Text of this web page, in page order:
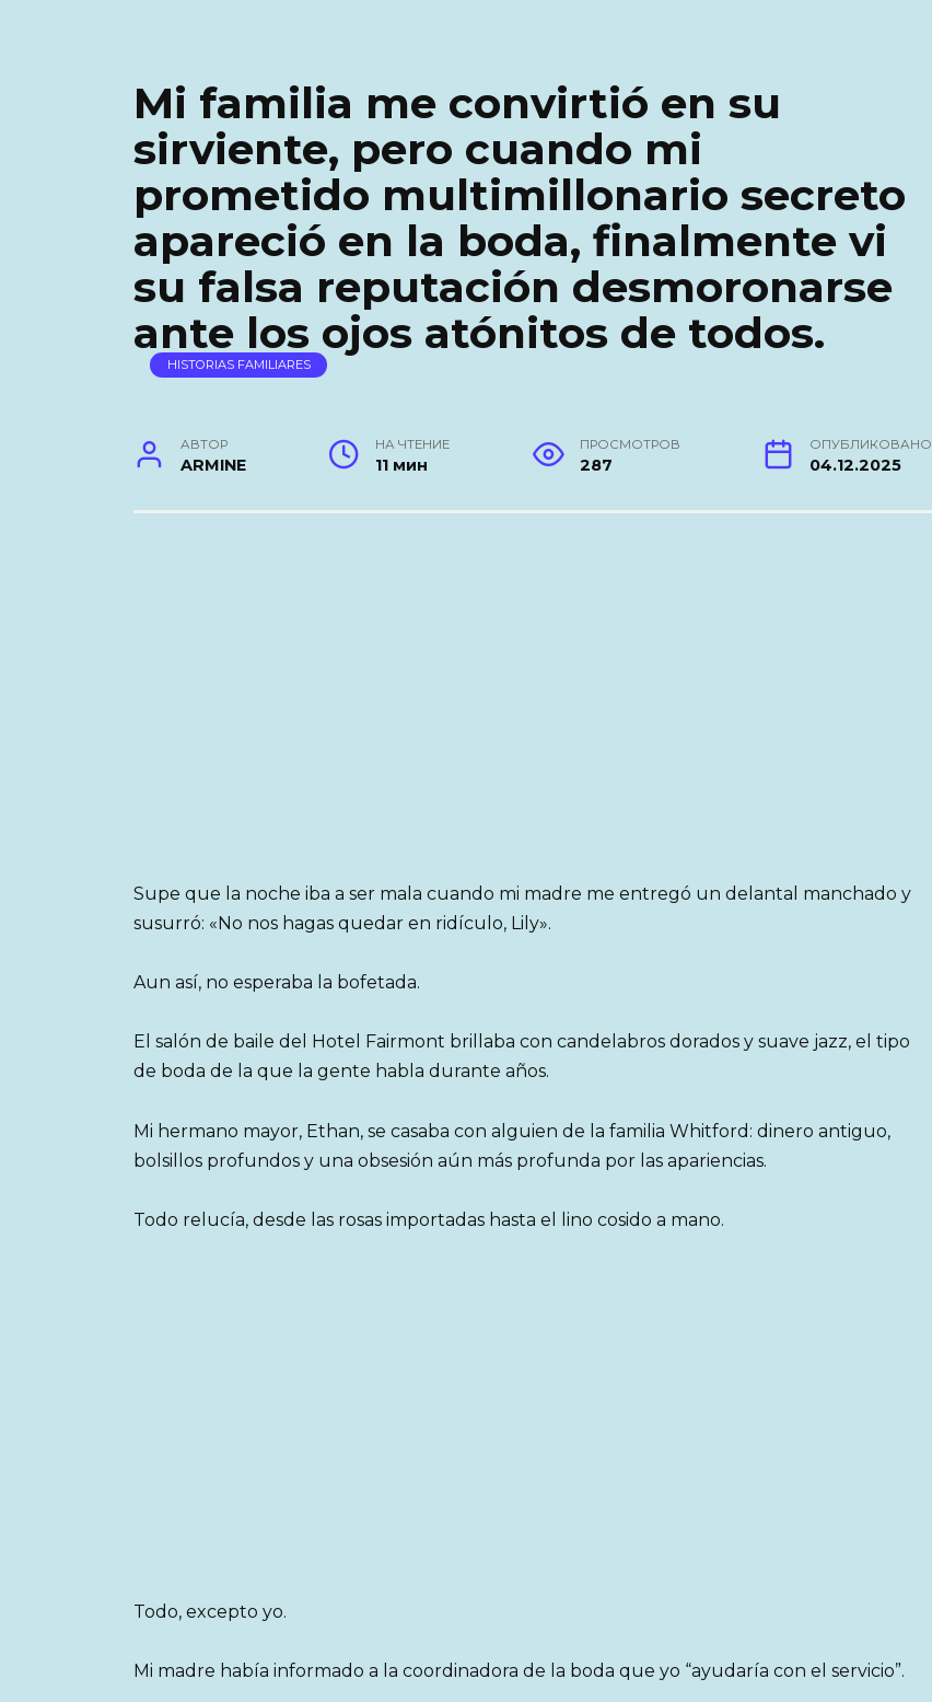
Mi familia me convirtió en su
sirviente, pero cuando mi
prometido multimillonario secreto
apareció en la boda, finalmente vi
su falsa reputación desmoronarse
ante los ojos atónitos de todos.
HISTORIAS FAMILIARES
АВТОР
ARMINE
НА ЧТЕНИЕ
11 мин
ПРОСМОТРОВ
287
ОПУБЛИКОВАНО
04.12.2025
Supe que la noche iba a ser mala cuando mi madre me entregó un delantal manchado y
susurró: «No nos hagas quedar en ridículo, Lily».
Aun así, no esperaba la bofetada.
El salón de baile del Hotel Fairmont brillaba con candelabros dorados y suave jazz, el tipo
de boda de la que la gente habla durante años.
Mi hermano mayor, Ethan, se casaba con alguien de la familia Whitford: dinero antiguo,
bolsillos profundos y una obsesión aún más profunda por las apariencias.
Todo relucía, desde las rosas importadas hasta el lino cosido a mano.
Todo, excepto yo.
Mi madre había informado a la coordinadora de la boda que yo “ayudaría con el servicio”.